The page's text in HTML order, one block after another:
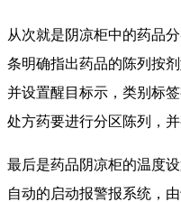
从次就是阴凉柜中的药品
条明确指出药品的陈列按
并设置醒目标示，类别标
处方药要进行分区陈列，
最后是药品阴凉柜的温度
自动的启动报警报系统，